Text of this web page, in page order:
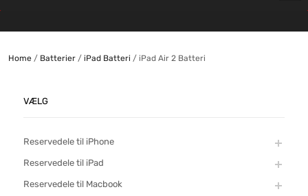
Home/ Batterier/ iPad Batteri / iPad Air 2 Batteri
VÆLG
Reservedele til iPhone
Reservedele til iPad
Reservedele til Macbook